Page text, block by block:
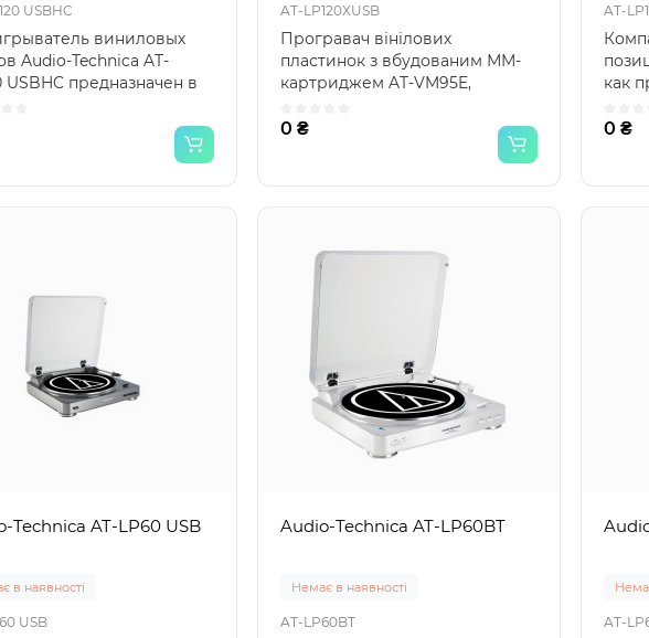
USBHC
виниловых
Audio-Technica AT-
USBHC предназначен в
AT-LP120XUSB
Програвач вінілових
пластинок з вбудованим ММ-
картриджем AT-VM95E,
виходом, S-п..
0 ₴
AT-
как
0 ₴
Technica AT-LP60 USB
в наявності
USB
Audio-Technica AT-LP60BT
Немає в наявності
AT-LP60BT AT-